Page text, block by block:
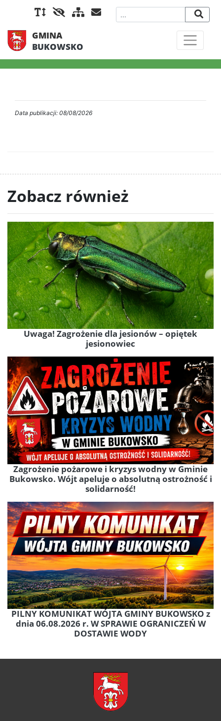
GMINA
BUKOWSKO
Data publikacji: 08/08/2026
Zobacz również
Uwaga! Zagrożenie dla jesionów – opiętek
jesionowiec
Zagrożenie pożarowe i kryzys wodny w Gminie
Bukowsko. Wójt apeluje o absolutną ostrożność i
solidarność!
PILNY KOMUNIKAT WÓJTA GMINY BUKOWSKO z
dnia 06.08.2026 r. W SPRAWIE OGRANICZEŃ W
DOSTAWIE WODY